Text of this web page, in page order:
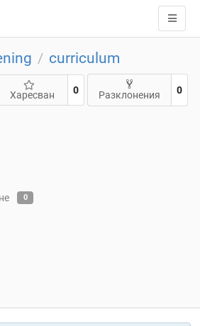
/ curriculum
Харесван 0 Разклонения 0
0